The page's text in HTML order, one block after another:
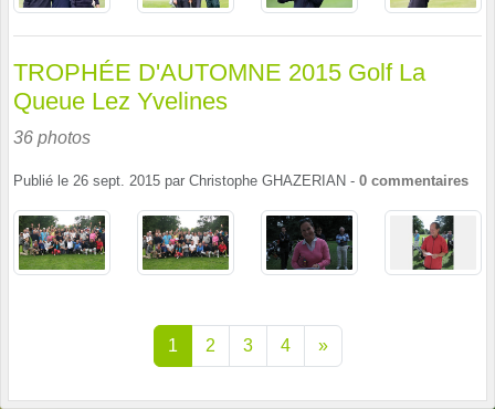
TROPHÉE D'AUTOMNE 2015 Golf La
Queue Lez Yvelines
36 photos
Publié le 26 sept. 2015 par Christophe GHAZERIAN - 0 commentaires
1 2 3 4 »